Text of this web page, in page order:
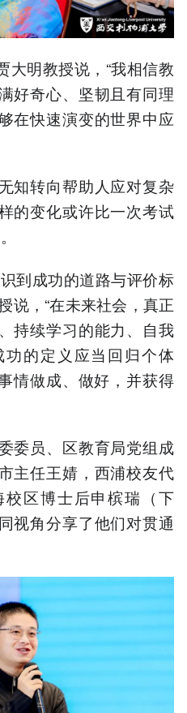
大明教授说，“我相信教
好奇心、坚韧且有同理
在快速演变的世界中应
知转向帮助人应对复杂
的变化或许比一次考试
到成功的道路与评价标
说，“在未来社会，真正
持续学习的能力、自我
的定义应当回归个体
做成、做好，并获得
委员、区教育局党组成
主任王婧，西浦校友代
区博士后申槟瑞（下
视角分享了他们对贯通